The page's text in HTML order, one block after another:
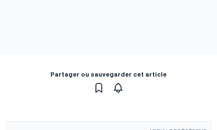
Partager ou sauvegarder cet article